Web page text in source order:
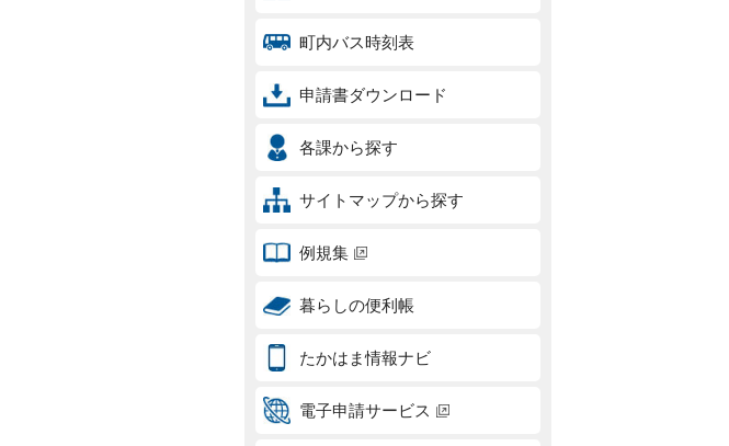
町内バス時刻表
申請書ダウンロード
各課から探す
サイトマップから探す
例規集
暮らしの便利帳
たかはま情報ナビ
電子申請サービス